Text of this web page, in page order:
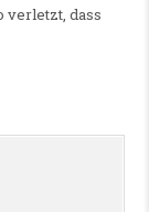
verletzt, dass